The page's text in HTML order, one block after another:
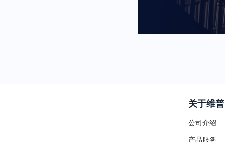
关于维普
公司介绍
产品服务